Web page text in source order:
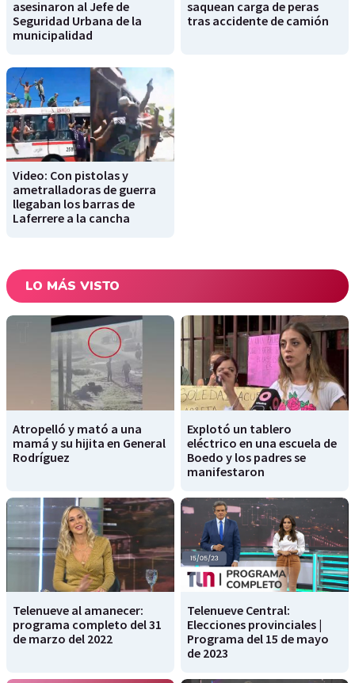
asesinaron al Jefe de
Seguridad Urbana de la
municipalidad
saquean carga de peras
tras accidente de camión
Video: Con pistolas y
ametralladoras de guerra
llegaban los barras de
Laferrere a la cancha
LO MÁS VISTO
Atropelló y mató a una
mamá y su hijita en General
Rodríguez
Explotó un tablero
eléctrico en una escuela de
Boedo y los padres se
manifestaron
Telenueve al amanecer:
programa completo del 31
de marzo del 2022
Telenueve Central:
Elecciones provinciales |
Programa del 15 de mayo
de 2023